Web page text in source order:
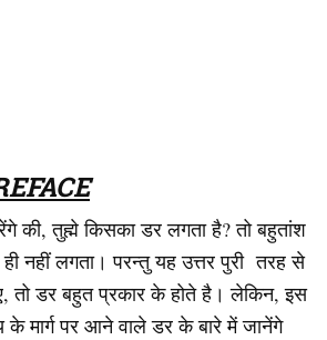
की, तुह्मे किसका डर लगता है? तो बहुतांश
नहीं लगता। परन्तु यह उत्तर पुरी तरह से
तो डर बहुत प्रकार के होते है। लेकिन, इस
के मार्ग पर आने वाले डर के बारे में जानेंगे